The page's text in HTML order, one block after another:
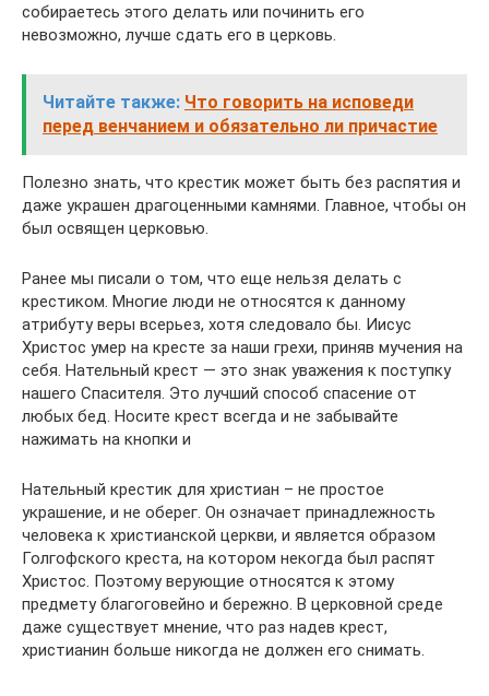
собираетесь этого делать или починить его
невозможно, лучше сдать его в церковь.
Читайте также: Что говорить на исповеди
перед венчанием и обязательно ли причастие
Полезно знать, что крестик может быть без распятия и
даже украшен драгоценными камнями. Главное, чтобы он
был освящен церковью.
Ранее мы писали о том, что еще нельзя делать с
крестиком. Многие люди не относятся к данному
атрибуту веры всерьез, хотя следовало бы. Иисус
Христос умер на кресте за наши грехи, приняв мучения на
себя. Нательный крест — это знак уважения к поступку
нашего Спасителя. Это лучший способ спасение от
любых бед. Носите крест всегда и не забывайте
нажимать на кнопки и
Нательный крестик для христиан – не простое
украшение, и не оберег. Он означает принадлежность
человека к христианской церкви, и является образом
Голгофского креста, на котором некогда был распят
Христос. Поэтому верующие относятся к этому
предмету благоговейно и бережно. В церковной среде
даже существует мнение, что раз надев крест,
христианин больше никогда не должен его снимать.